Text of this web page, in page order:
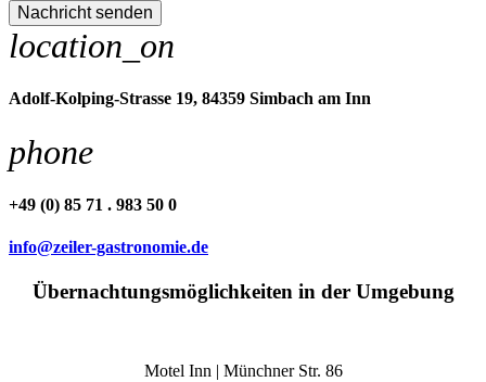
Nachricht senden
location_on
Adolf-Kolping-Strasse 19, 84359 Simbach am Inn
phone
+49 (0) 85 71 . 983 50 0
info@zeiler-gastronomie.de
Übernachtungsmöglichkeiten in der Umgebung
Motel Inn | Münchner Str. 86